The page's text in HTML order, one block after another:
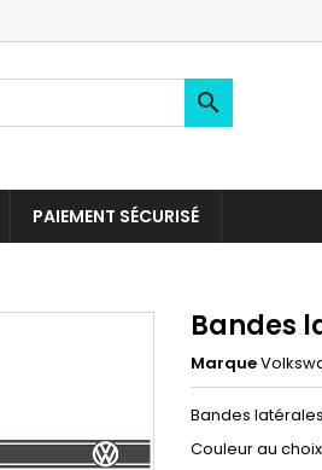

PAIEMENT SÉCURISÉ
Bandes
Marque
Bandes
Couleur au choix